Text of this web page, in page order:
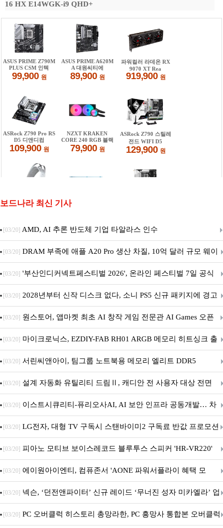
16 HX E14WGK-i9 QHD+
보드나라 최신 기사
[03/20] AMD, AI 추론 반도체 기업 타알라스 인수
[03/20] DRAM 부족에 애플 A20 Pro 생산 차질, 10억 달러 규모 웨이
퍼 대기
[03/20] '부산인디커넥트페스티벌 2026', 온라인 페스티벌 7일 공식
개막... 22일간 진행
[03/20] 2028년부터 신작 디스크 없다, 소니 PS5 신규 패키지에 경고
문 추가
[03/20] 원스토어, 앱마켓 최초 AI 창작 게임 전문관 AI Games 오픈
[03/20] 마이크로닉스, EZDIY-FAB RH01 ARGB 메모리 히트싱크 출
시
[03/20] 서린씨앤아이, 팀그룹 노트북용 메모리 엘리트 DDR5
5600MHz 16GB 출시
[03/20] 설계 자동화 유틸리티 드림Ⅱ, 캐디안 전 사용자 대상 전면
무상 배포
[03/20] 이스트시큐리티-퓨리오사AI, AI 보안 인프라 공동개발… 차
세대 AI 보안 플랫폼 구축
[03/20] LG전자, 대형 TV 구독시 스탠바이미2 구독료 반값 프로모션
[03/20] 피아노 모티브 보이스레코드 블루투스 스피커 'HR-VR220'
출시
[03/20] 에이원아이엔티, 컴퓨존서 'AONE 파워서플라이 혜택 모
음.ZIP' 이벤트 진행
[03/20] 넥슨, ‘던전앤파이터’ 신규 레이드 ‘무너진 성자 미카엘라’ 업
데이트!
[03/20] PC 오버클럭 히스토리 총망라한, PC 흥망사 통합본 오버클럭